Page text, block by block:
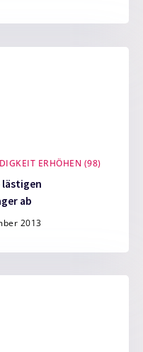
ERHÖHEN (98)
lästigen
ab
2013